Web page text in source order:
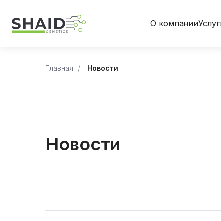
О компании
Главная / Новости
Новости